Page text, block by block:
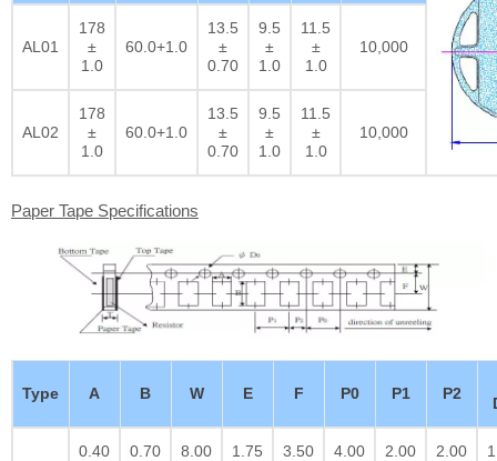
AL01
178
±
1.0
60.0+1.0
13.5
±
0.70
9.5
±
1.0
11.5
±
1.0
10,000
AL02
178
±
1.0
60.0+1.0
13.5
±
0.70
9.5
±
1.0
11.5
±
1.0
10,000
Paper Tape Specifications
Type A B W E F P0 P1 P2
0.40
0.70
8.00
1.75
3.50
4.00
2.00
2.00